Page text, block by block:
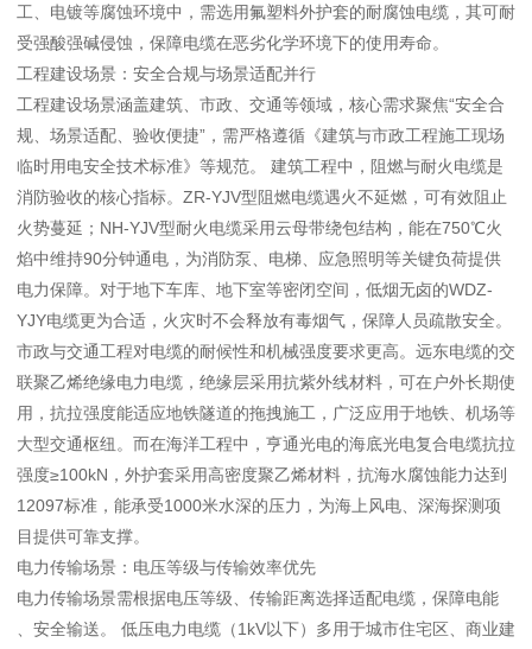
工、电镀等腐蚀环境中，需选用氟塑料外护套的耐腐蚀电缆，其可耐
受强酸强碱侵蚀，保障电缆在恶劣化学环境下的使用寿命。
工程建设场景：安全合规与场景适配并行
工程建设场景涵盖建筑、市政、交通等领域，核心需求聚焦“安全合
规、场景适配、验收便捷”，需严格遵循《建筑与市政工程施工现场
临时用电安全技术标准》等规范。 建筑工程中，阻燃与耐火电缆是
消防验收的核心指标。ZR-YJV型阻燃电缆遇火不延燃，可有效阻止
火势蔓延；NH-YJV型耐火电缆采用云母带绕包结构，能在750℃火
焰中维持90分钟通电，为消防泵、电梯、应急照明等关键负荷提供
电力保障。对于地下车库、地下室等密闭空间，低烟无卤的WDZ-
YJY电缆更为合适，火灾时不会释放有毒烟气，保障人员疏散安全。
市政与交通工程对电缆的耐候性和机械强度要求更高。远东电缆的交
联聚乙烯绝缘电力电缆，绝缘层采用抗紫外线材料，可在户外长期使
用，抗拉强度能适应地铁隧道的拖拽施工，广泛应用于地铁、机场等
大型交通枢纽。而在海洋工程中，亨通光电的海底光电复合电缆抗拉
强度≥100kN，外护套采用高密度聚乙烯材料，抗海水腐蚀能力达到
12097标准，能承受1000米水深的压力，为海上风电、深海探测项
目提供可靠支撑。
电力传输场景：电压等级与传输效率优先
电力传输场景需根据电压等级、传输距离选择适配电缆，保障电能
、安全输送。 低压电力电缆（1kV以下）多用于城市住宅区、商业建